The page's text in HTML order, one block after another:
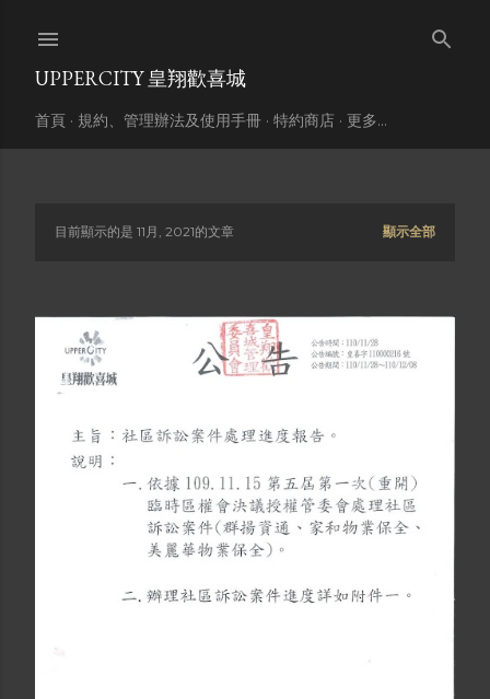
UPPERCITY 皇翔歡喜城
首頁 規約、管理辦法及使用手冊 特約商店 更多…
發
文
章
目前顯示的是 11月, 2021的文章 顯示全部